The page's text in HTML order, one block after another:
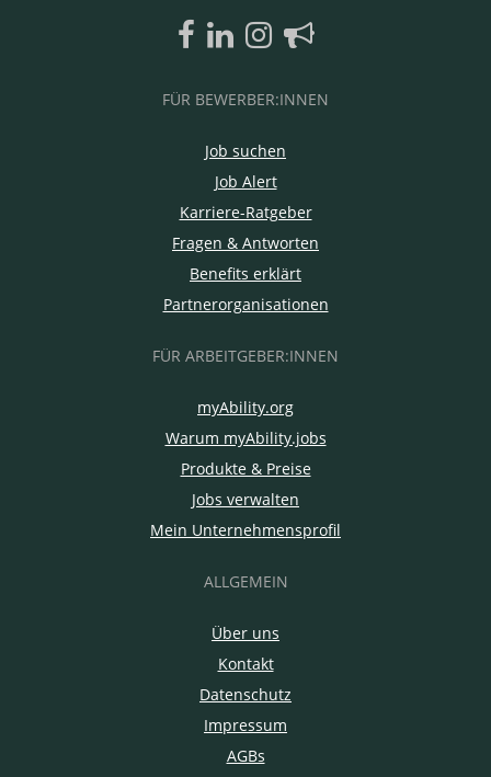
FÜR BEWERBER:INNEN
Job suchen
Job Alert
Karriere-Ratgeber
Fragen & Antworten
Benefits erklärt
Partnerorganisationen
FÜR ARBEITGEBER:INNEN
myAbility.org
Warum myAbility.jobs
Produkte & Preise
Jobs verwalten
Mein Unternehmensprofil
ALLGEMEIN
Über uns
Kontakt
Datenschutz
Impressum
AGBs